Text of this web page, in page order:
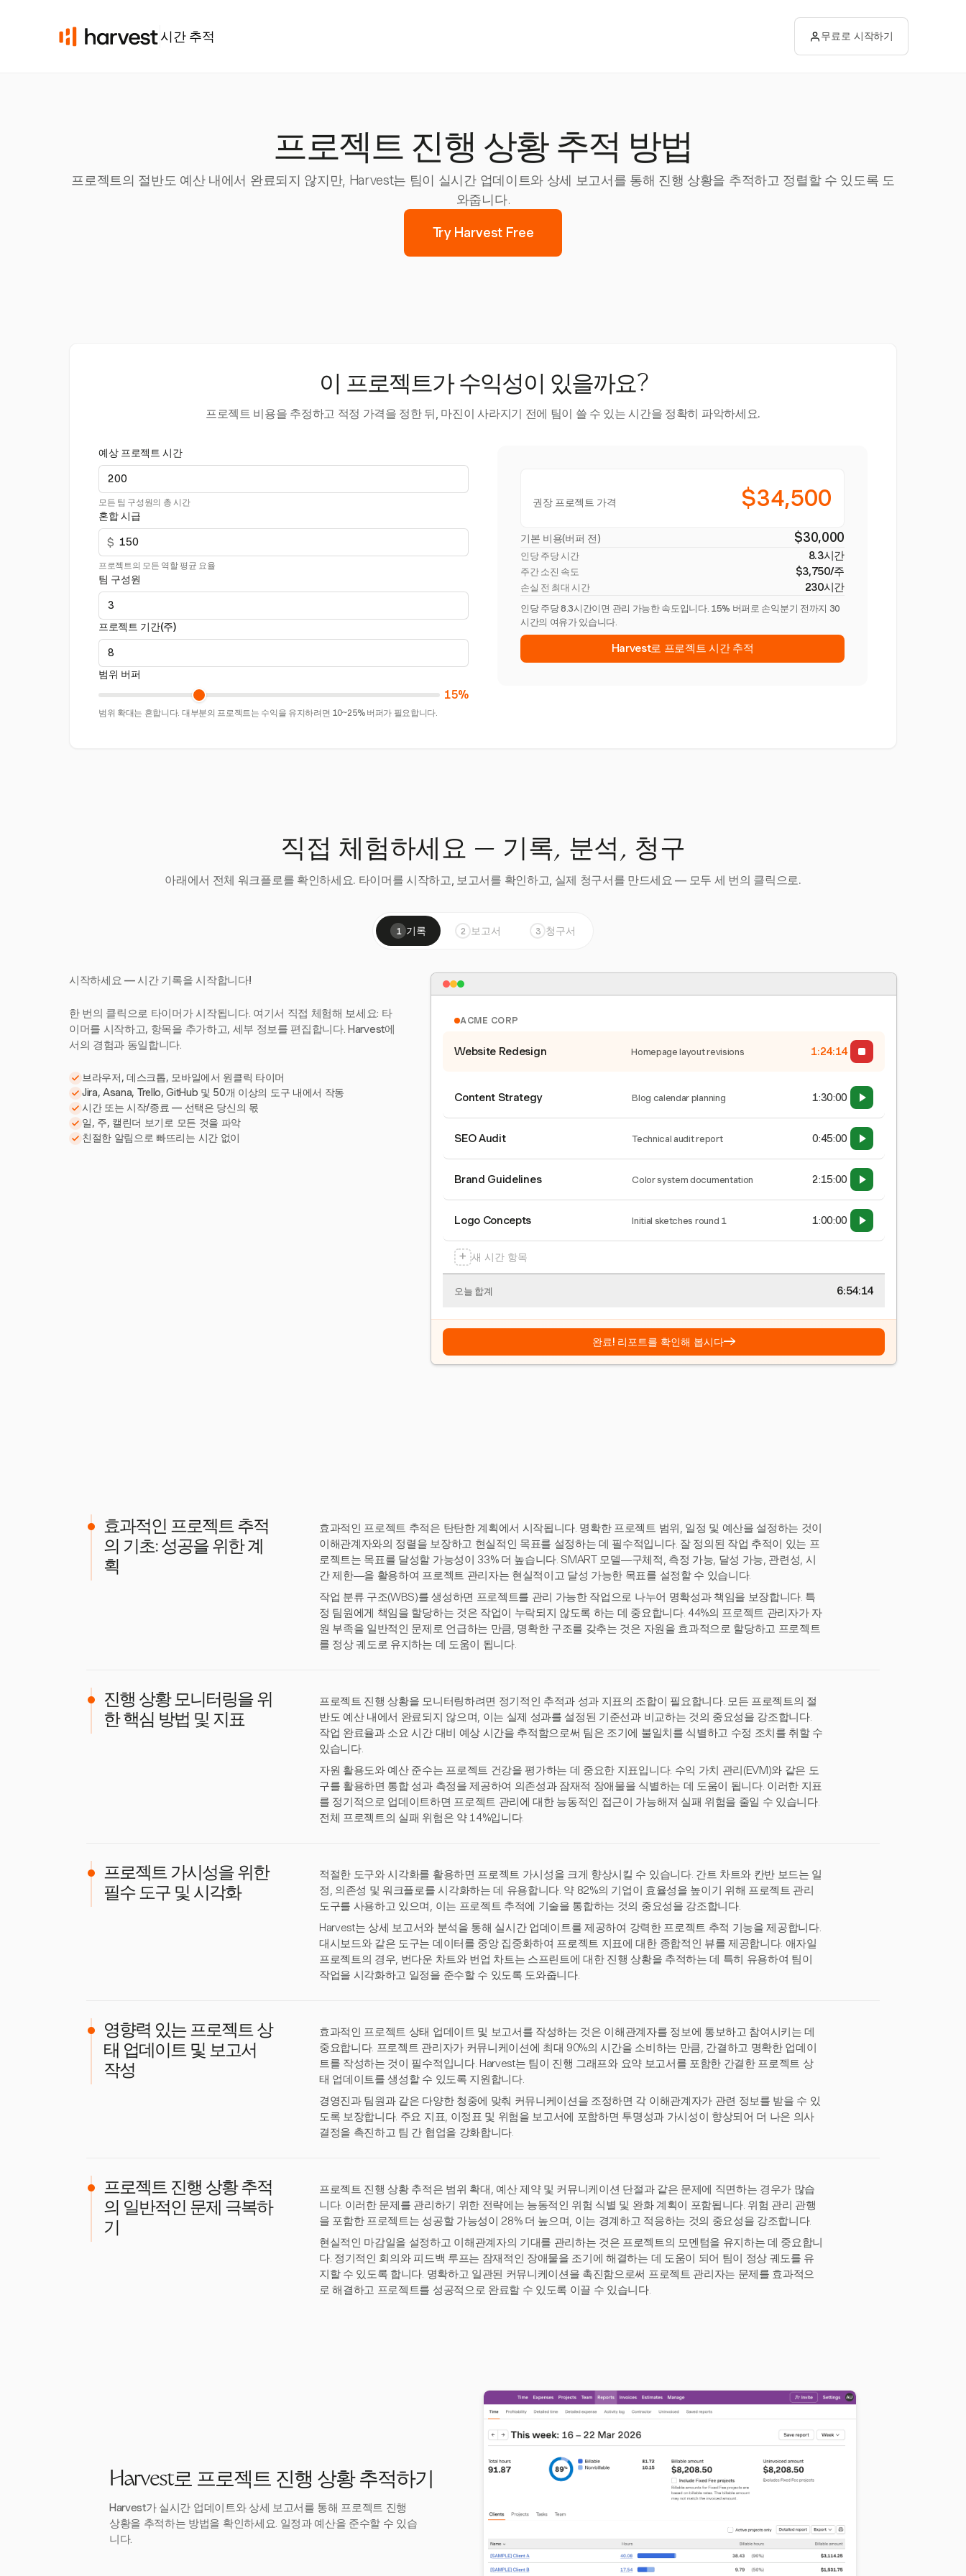
시간 추적 무료로 시작하기
프로젝트 진행 상황 추적 방법
프로젝트의 절반도 예산 내에서 완료되지 않지만, Harvest는 팀이 실시간 업데이트와 상세 보고서를 통해 진행 상황을 추적하고 정렬할 수 있도록 도
와줍니다.
Try Harvest Free
이 프로젝트가 수익성이 있을까요?
프로젝트 비용을 추정하고 적정 가격을 정한 뒤, 마진이 사라지기 전에 팀이 쓸 수 있는 시간을 정확히 파악하세요.
예상 프로젝트 시간
모든 팀 구성원의 총 시간
혼합 시급
$
프로젝트의 모든 역할 평균 요율
팀 구성원
프로젝트 기간(주)
범위 버퍼
15%
범위 확대는 흔합니다. 대부분의 프로젝트는 수익을 유지하려면 10~25% 버퍼가 필요합니다.
권장 프로젝트 가격 $34,500
기본 비용(버퍼 전) $30,000
인당 주당 시간 8.3시간
주간 소진 속도 $3,750/주
손실 전 최대 시간 230시간
인당 주당 8.3시간이면 관리 가능한 속도입니다. 15% 버퍼로 손익분기 전까지 30
시간의 여유가 있습니다.
Harvest로 프로젝트 시간 추적
직접 체험하세요 — 기록, 분석, 청구
아래에서 전체 워크플로를 확인하세요. 타이머를 시작하고, 보고서를 확인하고, 실제 청구서를 만드세요 — 모두 세 번의 클릭으로.
1 기록 2 보고서 3 청구서
시작하세요 — 시간 기록을 시작합니다!
한 번의 클릭으로 타이머가 시작됩니다. 여기서 직접 체험해 보세요: 타
이머를 시작하고, 항목을 추가하고, 세부 정보를 편집합니다. Harvest에
서의 경험과 동일합니다.
브라우저, 데스크톱, 모바일에서 원클릭 타이머
Jira, Asana, Trello, GitHub 및 50개 이상의 도구 내에서 작동
시간 또는 시작/종료 — 선택은 당신의 몫
일, 주, 캘린더 보기로 모든 것을 파악
친절한 알림으로 빠뜨리는 시간 없이
ACME CORP
Website Redesign Homepage layout revisions 1:24:15
Content Strategy Blog calendar planning 1:30:00
SEO Audit Technical audit report 0:45:00
Brand Guidelines Color system documentation 2:15:00
Logo Concepts Initial sketches round 1 1:00:00
+ 새 시간 항목
오늘 합계 6:54:15
완료! 리포트를 확인해 봅시다→
효과적인 프로젝트 추적
의 기초: 성공을 위한 계
획
효과적인 프로젝트 추적은 탄탄한 계획에서 시작됩니다. 명확한 프로젝트 범위, 일정 및 예산을 설정하는 것이
이해관계자와의 정렬을 보장하고 현실적인 목표를 설정하는 데 필수적입니다. 잘 정의된 작업 추적이 있는 프
로젝트는 목표를 달성할 가능성이 33% 더 높습니다. SMART 모델—구체적, 측정 가능, 달성 가능, 관련성, 시
간 제한—을 활용하여 프로젝트 관리자는 현실적이고 달성 가능한 목표를 설정할 수 있습니다.
작업 분류 구조(WBS)를 생성하면 프로젝트를 관리 가능한 작업으로 나누어 명확성과 책임을 보장합니다. 특
정 팀원에게 책임을 할당하는 것은 작업이 누락되지 않도록 하는 데 중요합니다. 44%의 프로젝트 관리자가 자
원 부족을 일반적인 문제로 언급하는 만큼, 명확한 구조를 갖추는 것은 자원을 효과적으로 할당하고 프로젝트
를 정상 궤도로 유지하는 데 도움이 됩니다.
진행 상황 모니터링을 위
한 핵심 방법 및 지표
프로젝트 진행 상황을 모니터링하려면 정기적인 추적과 성과 지표의 조합이 필요합니다. 모든 프로젝트의 절
반도 예산 내에서 완료되지 않으며, 이는 실제 성과를 설정된 기준선과 비교하는 것의 중요성을 강조합니다.
작업 완료율과 소요 시간 대비 예상 시간을 추적함으로써 팀은 조기에 불일치를 식별하고 수정 조치를 취할 수
있습니다.
자원 활용도와 예산 준수는 프로젝트 건강을 평가하는 데 중요한 지표입니다. 수익 가치 관리(EVM)와 같은 도
구를 활용하면 통합 성과 측정을 제공하여 의존성과 잠재적 장애물을 식별하는 데 도움이 됩니다. 이러한 지표
를 정기적으로 업데이트하면 프로젝트 관리에 대한 능동적인 접근이 가능해져 실패 위험을 줄일 수 있습니다.
전체 프로젝트의 실패 위험은 약 14%입니다.
프로젝트 가시성을 위한
필수 도구 및 시각화
적절한 도구와 시각화를 활용하면 프로젝트 가시성을 크게 향상시킬 수 있습니다. 간트 차트와 칸반 보드는 일
정, 의존성 및 워크플로를 시각화하는 데 유용합니다. 약 82%의 기업이 효율성을 높이기 위해 프로젝트 관리
도구를 사용하고 있으며, 이는 프로젝트 추적에 기술을 통합하는 것의 중요성을 강조합니다.
Harvest는 상세 보고서와 분석을 통해 실시간 업데이트를 제공하여 강력한 프로젝트 추적 기능을 제공합니다.
대시보드와 같은 도구는 데이터를 중앙 집중화하여 프로젝트 지표에 대한 종합적인 뷰를 제공합니다. 애자일
프로젝트의 경우, 번다운 차트와 번업 차트는 스프린트에 대한 진행 상황을 추적하는 데 특히 유용하여 팀이
작업을 시각화하고 일정을 준수할 수 있도록 도와줍니다.
영향력 있는 프로젝트 상
태 업데이트 및 보고서
작성
효과적인 프로젝트 상태 업데이트 및 보고서를 작성하는 것은 이해관계자를 정보에 통보하고 참여시키는 데
중요합니다. 프로젝트 관리자가 커뮤니케이션에 최대 90%의 시간을 소비하는 만큼, 간결하고 명확한 업데이
트를 작성하는 것이 필수적입니다. Harvest는 팀이 진행 그래프와 요약 보고서를 포함한 간결한 프로젝트 상
태 업데이트를 생성할 수 있도록 지원합니다.
경영진과 팀원과 같은 다양한 청중에 맞춰 커뮤니케이션을 조정하면 각 이해관계자가 관련 정보를 받을 수 있
도록 보장합니다. 주요 지표, 이정표 및 위험을 보고서에 포함하면 투명성과 가시성이 향상되어 더 나은 의사
결정을 촉진하고 팀 간 협업을 강화합니다.
프로젝트 진행 상황 추적
의 일반적인 문제 극복하
기
프로젝트 진행 상황 추적은 범위 확대, 예산 제약 및 커뮤니케이션 단절과 같은 문제에 직면하는 경우가 많습
니다. 이러한 문제를 관리하기 위한 전략에는 능동적인 위험 식별 및 완화 계획이 포함됩니다. 위험 관리 관행
을 포함한 프로젝트는 성공할 가능성이 28% 더 높으며, 이는 경계하고 적응하는 것의 중요성을 강조합니다.
현실적인 마감일을 설정하고 이해관계자의 기대를 관리하는 것은 프로젝트의 모멘텀을 유지하는 데 중요합니
다. 정기적인 회의와 피드백 루프는 잠재적인 장애물을 조기에 해결하는 데 도움이 되어 팀이 정상 궤도를 유
지할 수 있도록 합니다. 명확하고 일관된 커뮤니케이션을 촉진함으로써 프로젝트 관리자는 문제를 효과적으
로 해결하고 프로젝트를 성공적으로 완료할 수 있도록 이끌 수 있습니다.
Harvest로 프로젝트 진행 상황 추적하기
Harvest가 실시간 업데이트와 상세 보고서를 통해 프로젝트 진행
상황을 추적하는 방법을 확인하세요. 일정과 예산을 준수할 수 있습
니다.